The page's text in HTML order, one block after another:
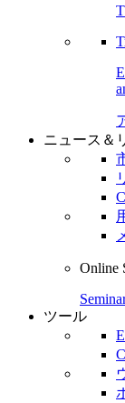
ニュース＆
Online
ツール